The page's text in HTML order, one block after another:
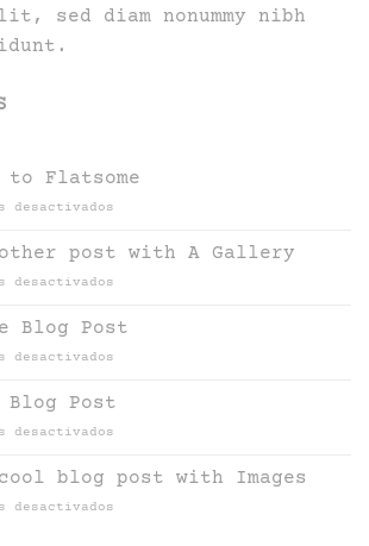
sed diam nonummy nibh
to Flatsome
desactivados
to
post with A Gallery
desactivados
another
Gallery
Blog Post
desactivados
Simple
Blog Post
desactivados
Video
Blog
blog post with Images
desactivados